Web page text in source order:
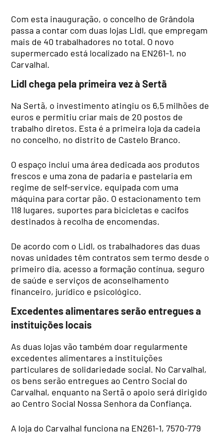
Com esta inauguração, o concelho de Grândola
passa a contar com duas lojas Lidl, que empregam
mais de 40 trabalhadores no total. O novo
supermercado está localizado na EN261-1, no
Carvalhal.
Lidl chega pela primeira vez à Sertã
Na Sertã, o investimento atingiu os 6,5 milhões de
euros e permitiu criar mais de 20 postos de
trabalho diretos. Esta é a primeira loja da cadeia
no concelho, no distrito de Castelo Branco.
O espaço inclui uma área dedicada aos produtos
frescos e uma zona de padaria e pastelaria em
regime de self-service, equipada com uma
máquina para cortar pão. O estacionamento tem
118 lugares, suportes para bicicletas e cacifos
destinados à recolha de encomendas.
De acordo com o Lidl, os trabalhadores das duas
novas unidades têm contratos sem termo desde o
primeiro dia, acesso a formação contínua, seguro
de saúde e serviços de aconselhamento
financeiro, jurídico e psicológico.
Excedentes alimentares serão entregues a
instituições locais
As duas lojas vão também doar regularmente
excedentes alimentares a instituições
particulares de solidariedade social. No Carvalhal,
os bens serão entregues ao Centro Social do
Carvalhal, enquanto na Sertã o apoio será dirigido
ao Centro Social Nossa Senhora da Confiança.
A loja do Carvalhal funciona na EN261-1, 7570-779